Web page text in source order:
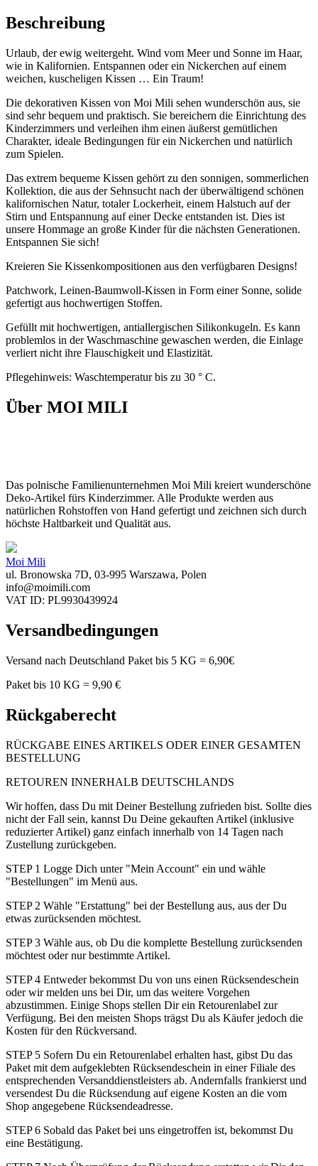
Beschreibung
Urlaub, der ewig weitergeht. Wind vom Meer und Sonne im Haar,
wie in Kalifornien. Entspannen oder ein Nickerchen auf einem
weichen, kuscheligen Kissen … Ein Traum!
Die dekorativen Kissen von Moi Mili sehen wunderschön aus, sie
sind sehr bequem und praktisch. Sie bereichern die Einrichtung des
Kinderzimmers und verleihen ihm einen äußerst gemütlichen
Charakter, ideale Bedingungen für ein Nickerchen und natürlich
zum Spielen.
Das extrem bequeme Kissen gehört zu den sonnigen, sommerlichen
Kollektion, die aus der Sehnsucht nach der überwältigend schönen
kalifornischen Natur, totaler Lockerheit, einem Halstuch auf der
Stirn und Entspannung auf einer Decke entstanden ist. Dies ist
unsere Hommage an große Kinder für die nächsten Generationen.
Entspannen Sie sich!
Kreieren Sie Kissenkompositionen aus den verfügbaren Designs!
Patchwork, Leinen-Baumwoll-Kissen in Form einer Sonne, solide
gefertigt aus hochwertigen Stoffen.
Gefüllt mit hochwertigen, antiallergischen Silikonkugeln. Es kann
problemlos in der Waschmaschine gewaschen werden, die Einlage
verliert nicht ihre Flauschigkeit und Elastizität.
Pflegehinweis: Waschtemperatur bis zu 30 ° C.
Über MOI MILI
Das polnische Familienunternehmen Moi Mili kreiert wunderschöne
Deko-Artikel fürs Kinderzimmer. Alle Produkte werden aus
natürlichen Rohstoffen von Hand gefertigt und zeichnen sich durch
höchste Haltbarkeit und Qualität aus.
Moi Mili
ul. Bronowska 7D, 03-995 Warszawa, Polen
info@moimili.com
VAT ID: PL9930439924
Versandbedingungen
Versand nach Deutschland Paket bis 5 KG = 6,90€
Paket bis 10 KG = 9,90 €
Rückgaberecht
RÜCKGABE EINES ARTIKELS ODER EINER GESAMTEN
BESTELLUNG
RETOUREN INNERHALB DEUTSCHLANDS
Wir hoffen, dass Du mit Deiner Bestellung zufrieden bist. Sollte dies
nicht der Fall sein, kannst Du Deine gekauften Artikel (inklusive
reduzierter Artikel) ganz einfach innerhalb von 14 Tagen nach
Zustellung zurückgeben.
STEP 1 Logge Dich unter "Mein Account" ein und wähle
"Bestellungen" im Menü aus.
STEP 2 Wähle "Erstattung" bei der Bestellung aus, aus der Du
etwas zurücksenden möchtest.
STEP 3 Wähle aus, ob Du die komplette Bestellung zurücksenden
möchtest oder nur bestimmte Artikel.
STEP 4 Entweder bekommst Du von uns einen Rücksendeschein
oder wir melden uns bei Dir, um das weitere Vorgehen
abzustimmen. Einige Shops stellen Dir ein Retourenlabel zur
Verfügung. Bei den meisten Shops trägst Du als Käufer jedoch die
Kosten für den Rückversand.
STEP 5 Sofern Du ein Retourenlabel erhalten hast, gibst Du das
Paket mit dem aufgeklebten Rücksendeschein in einer Filiale des
entsprechenden Versanddienstleisters ab. Andernfalls frankierst und
versendest Du die Rücksendung auf eigene Kosten an die vom
Shop angegebene Rücksendeadresse.
STEP 6 Sobald das Paket bei uns eingetroffen ist, bekommst Du
eine Bestätigung.